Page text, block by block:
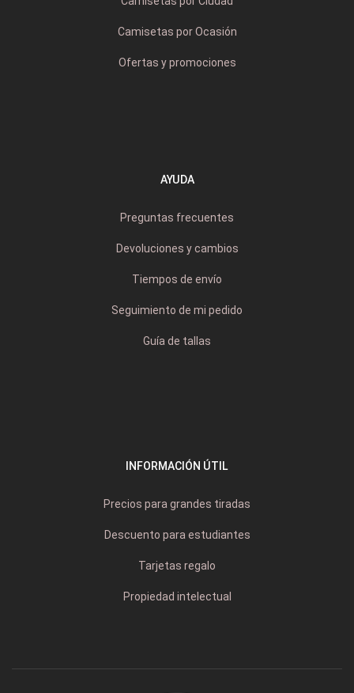
Camisetas por Ocasión
Ofertas y promociones
AYUDA
Preguntas frecuentes
Devoluciones y cambios
Tiempos de envío
Seguimiento de mi pedido
Guía de tallas
INFORMACIÓN ÚTIL
Precios para grandes tiradas
Descuento para estudiantes
Tarjetas regalo
Propiedad intelectual